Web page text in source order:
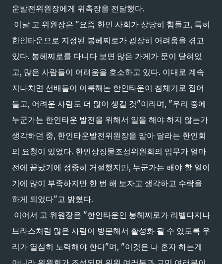
운발전위원장에게 위촉장을 전달했다.
이날 고 위원장은 "요즘 한인 사회가 상당히 힘들고, 특히
한인타운으로 지정된 봉헤찌로가 굉장히 어려움을 겪고
있다. 봉헤찌로를 다니다 보면 많은 가게가 문이 닫혀있
고, 많은 사람들이 어려움을 호소하고 있다. 이대로 계속
지나치면 선배들이 이룩해논 한인타운이 침체기로 접어
들고, 어려운 사람도 더 많이 생길 것"이라며, "우리 중에
누군가는 한인타운 발전을 위해서 일을 해야 하지 않는가
생각하던 중, 한인타운발전위원장을 맡아 달라는 한인회
의 요청이 있었다. 한인상징물조성위원회의 임무가 얼마
전에 끝났기에 정중히 거절했지만, 누군가는 해야 할 일이
기에 많이 부족하지만 한 번 해 보자고 생각하고 수락을
하게 되었다"고 밝혔다.
이어서 고 위원장은 "한인타운인 봉헤찌로가 리벨다지나
브라스처럼 많은 사람이 방문해서 활성화 될 수 있도록 우
리가 열심히 노력해야 한다"며, "이것은 나 혼자 하는게